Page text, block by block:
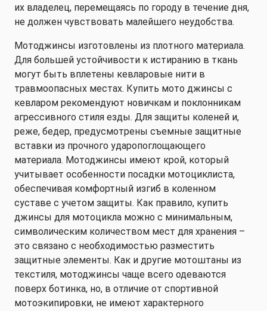
их владелец, перемещаясь по городу в течение дня,
не должен чувствовать малейшего неудобства.
Мотоджинсы изготовлены из плотного материала.
Для большей устойчивости к истиранию в ткань
могут быть вплетены кевларовые нити в
травмоопасных местах. Купить мото джинсы с
кевларом рекомендуют новичкам и поклонникам
агрессивного стиля езды. Для защиты коленей и,
реже, бедер, предусмотрены съемные защитные
вставки из прочного ударопоглощающего
материала. Мотоджинсы имеют крой, который
учитывает особенности посадки мотоциклиста,
обеспечивая комфортный изгиб в коленном
суставе с учетом защиты. Как правило, купить
джинсы для мотоцикла можно с минимальным,
символическим количеством мест для хранения –
это связано с необходимостью разместить
защитные элементы. Как и другие мотоштаны из
текстиля, мотоджинсы чаще всего одеваются
поверх ботинка, но, в отличие от спортивной
мотоэкипировки, не имеют характерного